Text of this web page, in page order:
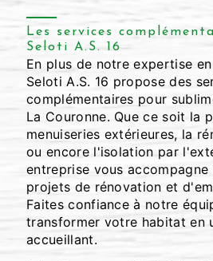
Les services
Seloti A.S. 16
En plus de notre expertise
Seloti A.S. 16 propose des
complémentaires pour
La Couronne. Que ce soit la
menuiseries extérieures, la
ou encore l'isolation par
entreprise vous
projets de rénovation et
Faites confiance à notre
transformer votre habitat en
accueillant.